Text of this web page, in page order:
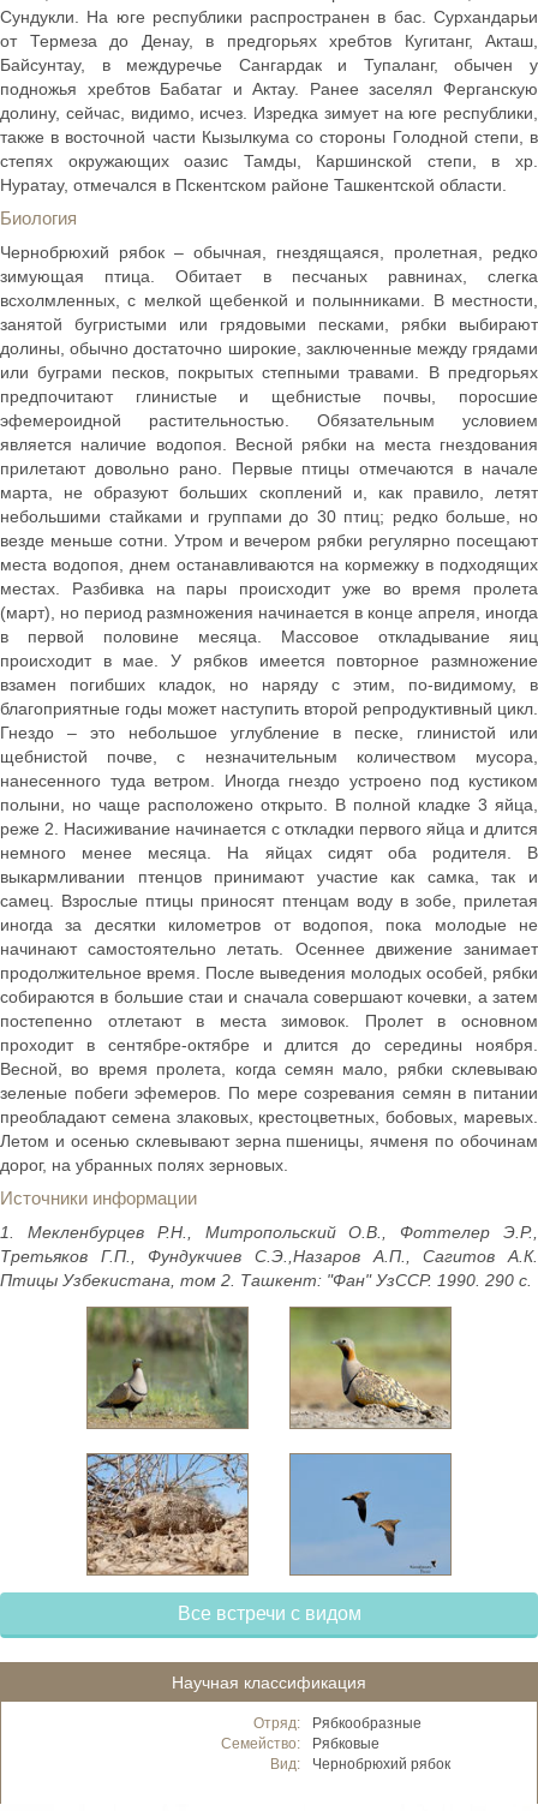
Сундукли. На юге республики распространен в бас. Сурхандарьи
от Термеза до Денау, в предгорьях хребтов Кугитанг, Акташ,
Байсунтау, в междуречье Сангардак и Тупаланг, обычен у
подножья хребтов Бабатаг и Актау. Ранее заселял Ферганскую
долину, сейчас, видимо, исчез. Изредка зимует на юге республики,
также в восточной части Кызылкума со стороны Голодной степи, в
степях окружающих оазис Тамды, Каршинской степи, в хр.
Нуратау, отмечался в Пскентском районе Ташкентской области.
Биология
Чернобрюхий рябок – обычная, гнездящаяся, пролетная, редко
зимующая птица. Обитает в песчаных равнинах, слегка
всхолмленных, с мелкой щебенкой и полынниками. В местности,
занятой бугристыми или грядовыми песками, рябки выбирают
долины, обычно достаточно широкие, заключенные между грядами
или буграми песков, покрытых степными травами. В предгорьях
предпочитают глинистые и щебнистые почвы, поросшие
эфемероидной растительностью. Обязательным условием
является наличие водопоя. Весной рябки на места гнездования
прилетают довольно рано. Первые птицы отмечаются в начале
марта, не образуют больших скоплений и, как правило, летят
небольшими стайками и группами до 30 птиц; редко больше, но
везде меньше сотни. Утром и вечером рябки регулярно посещают
места водопоя, днем останавливаются на кормежку в подходящих
местах. Разбивка на пары происходит уже во время пролета
(март), но период размножения начинается в конце апреля, иногда
в первой половине месяца. Массовое откладывание яиц
происходит в мае. У рябков имеется повторное размножение
взамен погибших кладок, но наряду с этим, по-видимому, в
благоприятные годы может наступить второй репродуктивный цикл.
Гнездо – это небольшое углубление в песке, глинистой или
щебнистой почве, с незначительным количеством мусора,
нанесенного туда ветром. Иногда гнездо устроено под кустиком
полыни, но чаще расположено открыто. В полной кладке 3 яйца,
реже 2. Насиживание начинается с откладки первого яйца и длится
немного менее месяца. На яйцах сидят оба родителя. В
выкармливании птенцов принимают участие как самка, так и
самец. Взрослые птицы приносят птенцам воду в зобе, прилетая
иногда за десятки километров от водопоя, пока молодые не
начинают самостоятельно летать. Осеннее движение занимает
продолжительное время. После выведения молодых особей, рябки
собираются в большие стаи и сначала совершают кочевки, а затем
постепенно отлетают в места зимовок. Пролет в основном
проходит в сентябре-октябре и длится до середины ноября.
Весной, во время пролета, когда семян мало, рябки склевываю
зеленые побеги эфемеров. По мере созревания семян в питании
преобладают семена злаковых, крестоцветных, бобовых, маревых.
Летом и осенью склевывают зерна пшеницы, ячменя по обочинам
дорог, на убранных полях зерновых.
Источники информации
1. Мекленбурцев Р.Н., Митропольский О.В., Фоттелер Э.Р.,
Третьяков Г.П., Фундукчиев С.Э.,Назаров А.П., Сагитов А.К.
Птицы Узбекистана, том 2. Ташкент: "Фан" УзССР. 1990. 290 с.
Все встречи с видом
Научная классификация
Отряд:
Рябкообразные
Семейство:
Рябковые
Вид:
Чернобрюхий рябок